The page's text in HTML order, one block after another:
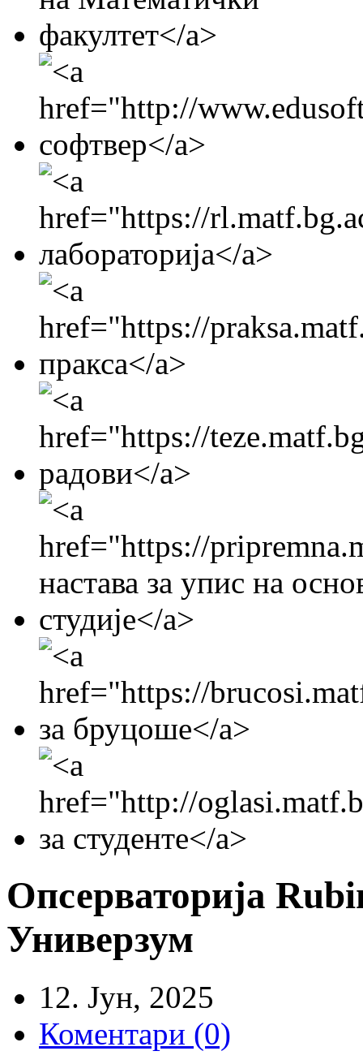
Опсерваторија
Универзум
12. Јун, 2025
Коментари (0)